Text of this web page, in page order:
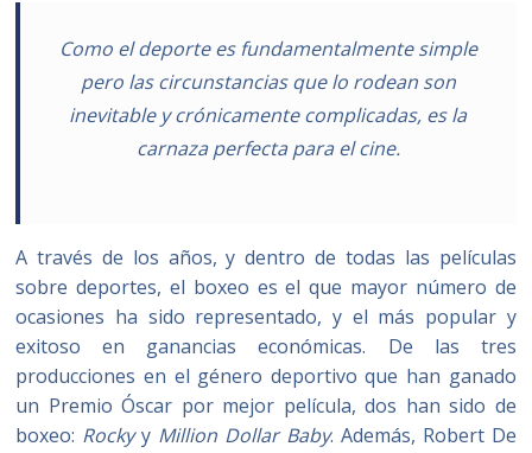
Como el deporte es fundamentalmente simple
pero las circunstancias que lo rodean son
inevitable y crónicamente complicadas, es la
carnaza perfecta para el cine.
A través de los años, y dentro de todas las películas
sobre deportes, el boxeo es el que mayor número de
ocasiones ha sido representado, y el más popular y
exitoso en ganancias económicas. De las tres
producciones en el género deportivo que han ganado
un Premio Óscar por mejor película, dos han sido de
boxeo: Rockyy Million Dollar Baby. Además, Robert De